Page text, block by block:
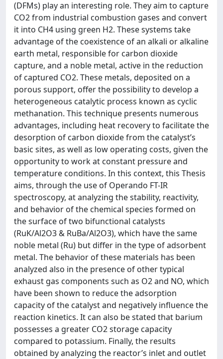
(DFMs) play an interesting role. They aim to capture
CO2 from industrial combustion gases and convert
it into CH4 using green H2. These systems take
advantage of the coexistence of an alkali or alkaline
earth metal, responsible for carbon dioxide
capture, and a noble metal, active in the reduction
of captured CO2. These metals, deposited on a
porous support, offer the possibility to develop a
heterogeneous catalytic process known as cyclic
methanation. This technique presents numerous
advantages, including heat recovery to facilitate the
desorption of carbon dioxide from the catalyst’s
basic sites, as well as low operating costs, given the
opportunity to work at constant pressure and
temperature conditions. In this context, this Thesis
aims, through the use of Operando FT-IR
spectroscopy, at analyzing the stability, reactivity,
and behavior of the chemical species formed on
the surface of two bifunctional catalysts
(RuK/Al2O3 & RuBa/Al2O3), which have the same
noble metal (Ru) but differ in the type of adsorbent
metal. The behavior of these materials has been
analyzed also in the presence of other typical
exhaust gas components such as O2 and NO, which
have been shown to reduce the adsorption
capacity of the catalyst and negatively influence the
reaction kinetics. It can also be stated that barium
possesses a greater CO2 storage capacity
compared to potassium. Finally, the results
obtained by analyzing the reactor’s inlet and outlet